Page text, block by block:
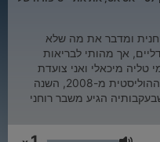
ומדבר את מה שלא
אך מהותי לבריאות
טליה מיכאלי ואני צועדת
בדרכי הרוח, התודעה, הנפש והבריאות ההוליסטית מ-2008, השנה
הגיע משבר רוחני
כל מה שחוויתי ולמדתי